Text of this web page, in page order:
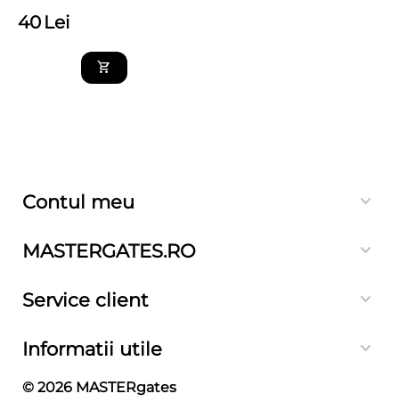
40 Lei
Contul meu
MASTERGATES.RO
Service client
Informatii utile
© 2026 MASTERgates